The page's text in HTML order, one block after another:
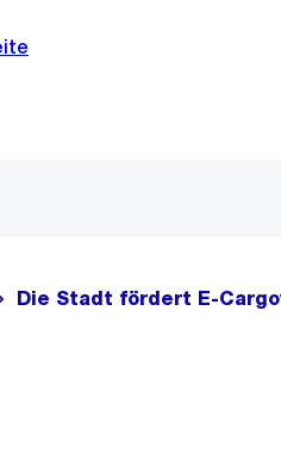
Die Stadt fördert E-